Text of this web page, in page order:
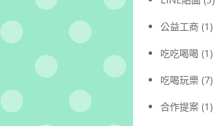
公益工商 (1)
吃吃喝喝 (1)
吃喝玩樂 (7)
合作提案 (1)